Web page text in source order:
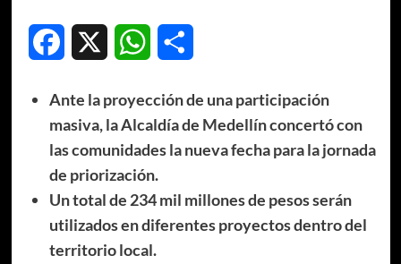
Facebook WhatsApp
Ante la proyección de una participación
masiva, la Alcaldía de Medellín concertó con
las comunidades la nueva fecha para la jornada
de priorización.
Un total de 234 mil millones de pesos serán
utilizados en diferentes proyectos dentro del
territorio local.